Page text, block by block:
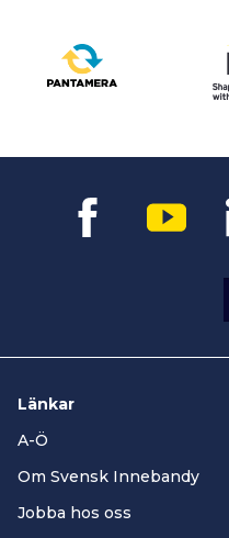
Länkar
A-Ö
Om Svensk Innebandy
Jobba hos oss